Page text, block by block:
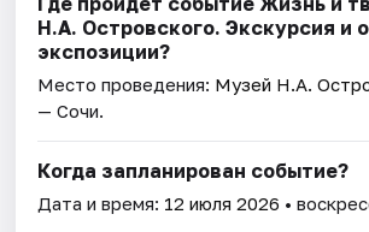
Н.А. Островского. Экскурсия и
экспозиции?
Место проведения: Музей Н.А.
— Сочи.
Когда запланирован событие?
Дата и время: 12 июля 2026 •